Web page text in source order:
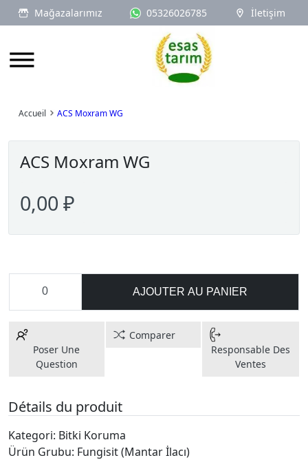
Mağazalarımız 05326026785 İletişim
Logo
Accueil ACS Moxram WG
ACS Moxram WG
0,00 ₽
AJOUTER AU PANIER
Poser Une
Question
Comparer
Responsable Des
Ventes
Détails du produit
Kategori: Bitki Koruma
Ürün Grubu: Fungisit (Mantar İlacı)